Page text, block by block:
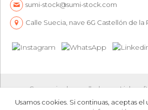
Usamos cookies. Si continuas, aceptas el
sumi-stock@sumi-stock.com
Calle Suecia, nave 6G Castellón de la
Comercio desarrollado con